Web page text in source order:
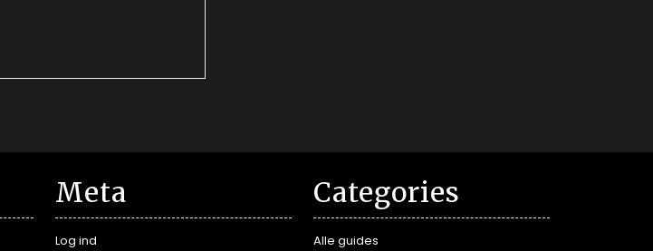
Meta
Log ind
Categories
Alle guides